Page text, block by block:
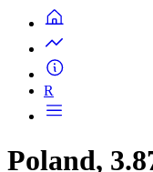
R
Poland,